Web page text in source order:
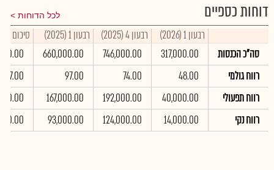
דוחות כספיים לכל הדוחות
רבעון 1 (2026) רבעון 4 (2025) רבעון 1 (2025)
סיכום שנתי
סה"כ הכנסות
317,000.00
746,000.00
660,000.00
רווח גולמי
48.00
74.00
97.00
507.00
רווח תפעולי
40,000.00
192,000.00
167,000.00
רווח נקי
14,000.00
124,000.00
93,000.00